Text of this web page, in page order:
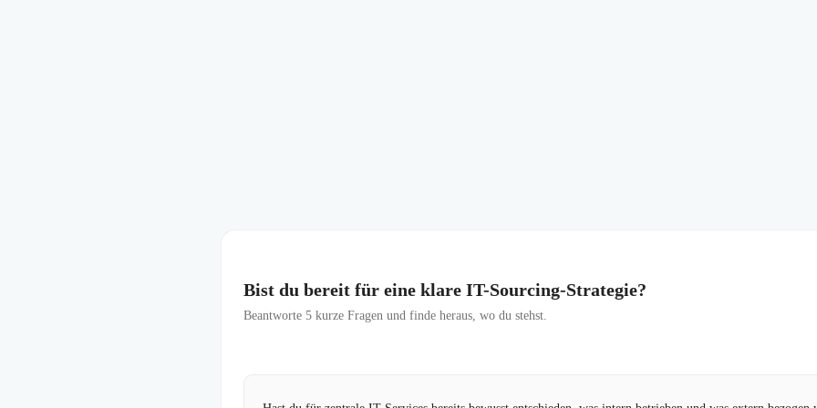
Bist du bereit für eine klare IT-Sourcing-Strategie?
Beantworte 5 kurze Fragen und finde heraus, wo du stehst.